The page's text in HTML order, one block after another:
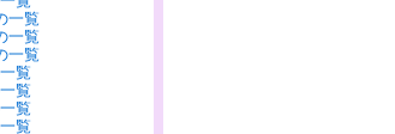
一覧
一覧
一覧
覧
覧
覧
覧